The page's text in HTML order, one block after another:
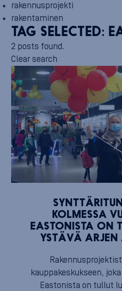
rakennusprojekti
rakentaminen
TAG SELECTED:
2 posts found.
Clear search
KOLMESSA
EASTONISTA ON
YSTÄVÄ ARJEN
kauppakeskukseen,
Eastonista on tullut